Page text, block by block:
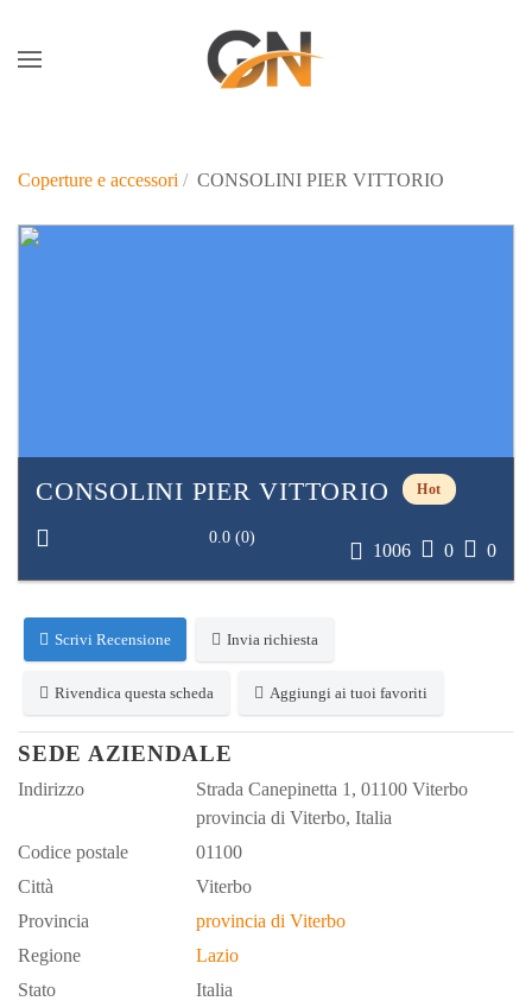
Skip to main content
Coperture e accessori CONSOLINI PIER VITTORIO
CONSOLINI PIER VITTORIO Hot
0.0 (0)
1006 0 0
Scrivi Recensione Invia richiesta
Rivendica questa scheda Aggiungi ai tuoi favoriti
SEDE AZIENDALE
Indirizzo
Strada Canepinetta 1, 01100 Viterbo
provincia di Viterbo, Italia
Codice postale
01100
Città
Viterbo
Provincia
provincia di Viterbo
Regione
Lazio
Stato
Italia